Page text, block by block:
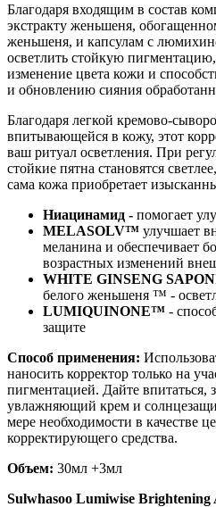
Благодаря входящим в состав
экстракту женьшеня,
женьшеня, и капсулам с
осветлить стойкую
изменение цвета кожи и
и обновлению сияния
Благодаря легкой кремово-
впитывающейся в кожу, этот
ваш ритуал осветления. При
стойкие пятна становятся
сама кожа приобретает
Ниацинамид - помогает
MELASOLV™ улучшает
меланина и обеспечивает
возрастных изменений
WHITE GINSENG
белого женьшеня ™ -
LUMIQUINONE™ -
защите
Способ применения:
наносить корректор только на
пигментацией. Дайте впитаться,
увлажняющий крем и
мере необходимости в качестве
корректирующего средства.
Объем: 30мл +3мл
Sulwhasoo Lumiwise Brightening